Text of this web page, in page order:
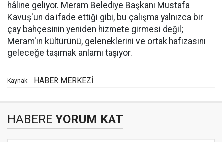
hâline geliyor. Meram Belediye Başkanı Mustafa
Kavuş'un da ifade ettiği gibi, bu çalışma yalnızca bir
çay bahçesinin yeniden hizmete girmesi değil;
Meram'ın kültürünü, geleneklerini ve ortak hafızasını
geleceğe taşımak anlamı taşıyor.
Kaynak: HABER MERKEZİ
HABERE YORUM KAT